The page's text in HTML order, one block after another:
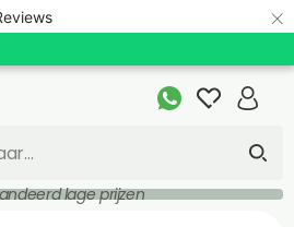
×
lage prijzen